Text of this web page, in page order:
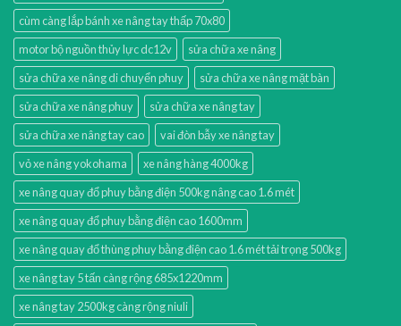
cùm càng lắp bánh xe nâng tay thấp 70x80
motor bộ nguồn thủy lực dc12v
sửa chữa xe nâng
sửa chữa xe nâng di chuyển phuy
sửa chữa xe nâng mặt bàn
sửa chữa xe nâng phuy
sửa chữa xe nâng tay
sửa chữa xe nâng tay cao
vai đòn bẫy xe nâng tay
vỏ xe nâng yokohama
xe nâng hàng 4000kg
xe nâng quay đổ phuy bằng điện 500kg nâng cao 1.6 mét
xe nâng quay đổ phuy bằng điện cao 1600mm
xe nâng quay đổ thùng phuy bằng điện cao 1.6 mét tải trọng 500kg
xe nâng tay 5 tấn càng rộng 685x1220mm
xe nâng tay 2500kg càng rộng niuli